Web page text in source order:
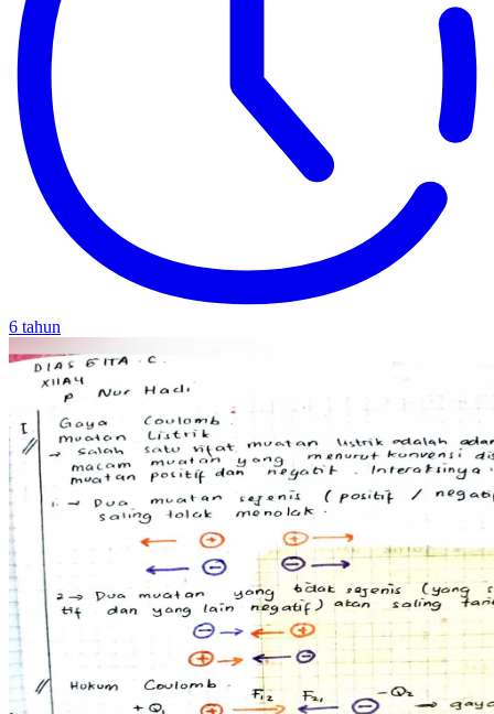
6 tahun